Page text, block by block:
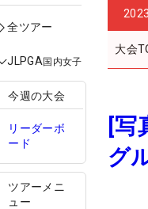
全ツアー
JLPGA国内女子
今週の大会
リーダーボ
ード
ツアーメニ
ュー
大会
[写
グ